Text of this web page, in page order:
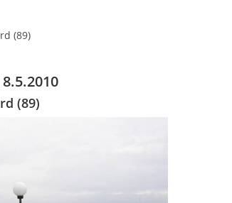
(89)
(89)